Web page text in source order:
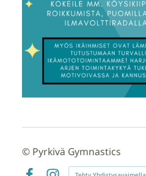
© Pyrkivä Gymnastics